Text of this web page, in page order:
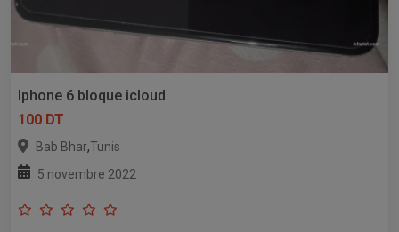
Iphone 6 bloque icloud
100 DT
Bab Bhar,Tunis
5 novembre 2022